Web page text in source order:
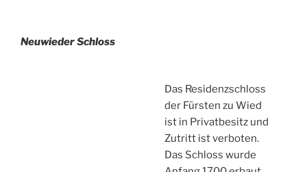
Neuwieder Schloss
Das Residenzschloss
der Fürsten zu Wied
ist in Privatbesitz und
Zutritt ist verboten.
Das Schloss wurde